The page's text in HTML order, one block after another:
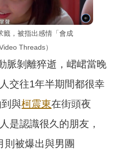
籤，被指出感情「會成
Threads）
脈剝離猝逝，峮峮當晚
交往1年半期間都很幸
與柯震東在街頭夜
是認識很久的朋友，
則被爆出與男團